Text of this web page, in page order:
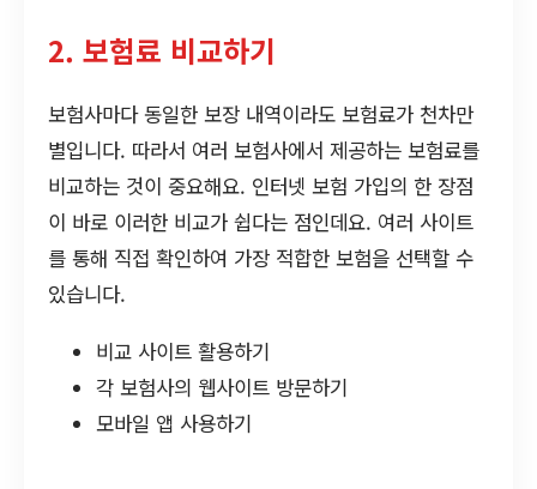
2. 보험료 비교하기
보험사마다 동일한 보장 내역이라도 보험료가 천차만
별입니다. 따라서 여러 보험사에서 제공하는 보험료를
비교하는 것이 중요해요. 인터넷 보험 가입의 한 장점
이 바로 이러한 비교가 쉽다는 점인데요. 여러 사이트
를 통해 직접 확인하여 가장 적합한 보험을 선택할 수
있습니다.
비교 사이트 활용하기
각 보험사의 웹사이트 방문하기
모바일 앱 사용하기